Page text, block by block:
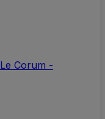
Le Corum -